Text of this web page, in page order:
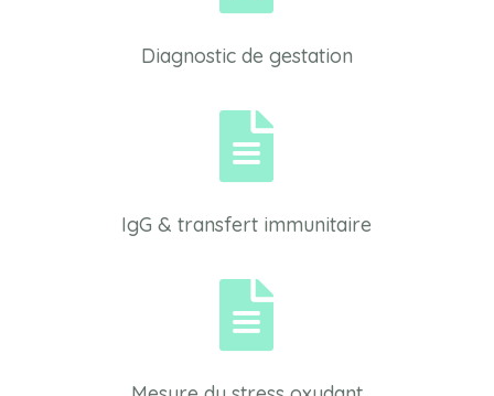
Diagnostic de gestation

IgG & transfert immunitaire
